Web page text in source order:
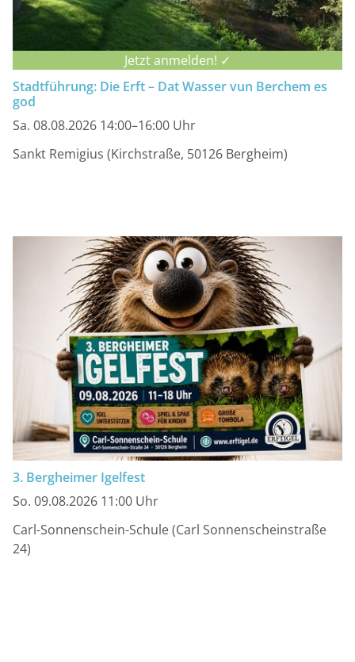
Jetzt anmelden! ✓
Stadtführung: Die Erft – Dat Wasser vun Berchem es
god
Sa. 08.08.2026 14:00–16:00 Uhr
Sankt Remigius (Kirchstraße, 50126 Bergheim)
3. Bergheimer Igelfest
So. 09.08.2026 11:00 Uhr
Carl-Sonnenschein-Schule (Carl Sonnenscheinstraße
24)